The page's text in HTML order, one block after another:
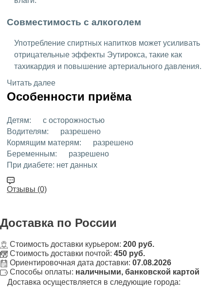
Совместимость с алкоголем
Употребление спиртных напитков может усиливать
отрицательные эффекты Эутирокса, такие как
тахикардия и повышение артериального давления.
Читать далее
Особенности приёма
Детям:
с осторожностью
Водителям:
разрешено
Кормящим матерям:
разрешено
Беременным:
разрешено
При диабете: нет данных
Отзывы (0)
Доставка по России
Стоимость доставки курьером: 200 руб.
Стоимость доставки почтой: 450 руб.
Ориентировочная дата доставки: 07.08.2026
Способы оплаты: наличными, банковской картой
Доставка осуществляется в следующие города: